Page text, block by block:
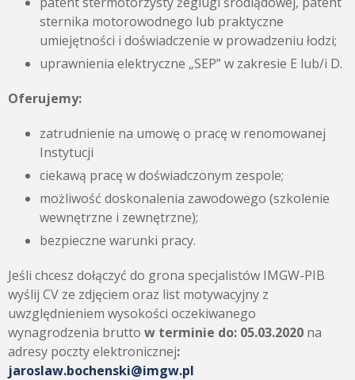
sternika motorowodnego lub praktyczne
umiejętności i doświadczenie w prowadzeniu łodzi;
uprawnienia elektryczne „SEP” w zakresie E lub/i D.
Oferujemy:
zatrudnienie na umowę o pracę w renomowanej
Instytucji
ciekawą pracę w doświadczonym zespole;
możliwość doskonalenia zawodowego (szkolenie
wewnętrzne i zewnętrzne);
bezpieczne warunki pracy.
Jeśli chcesz dołączyć do grona specjalistów IMGW-PIB
wyślij CV ze zdjęciem oraz list motywacyjny z
uwzględnieniem wysokości oczekiwanego
wynagrodzenia brutto w terminie do: 05.03.2020 na
adresy poczty elektronicznej:
jaroslaw.bochenski@imgw.pl